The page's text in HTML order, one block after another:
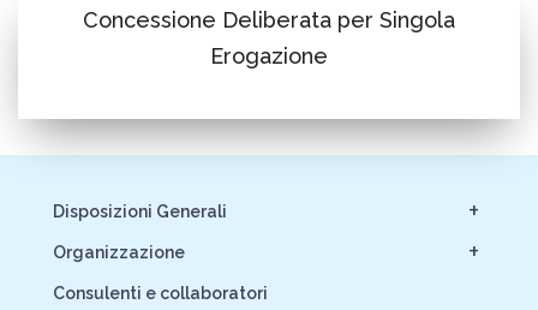
Concessione Deliberata per Singola
Erogazione
+
Disposizioni Generali
+
Organizzazione
Consulenti e collaboratori